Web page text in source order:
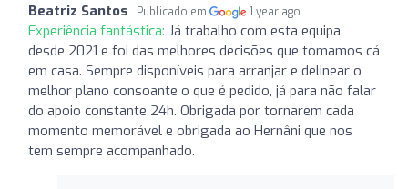
Beatriz Santos Publicado em 1 year ago
Experiência fantástica: Já trabalho com esta equipa
desde 2021 e foi das melhores decisões que tomamos cá
em casa. Sempre disponíveis para arranjar e delinear o
melhor plano consoante o que é pedido, já para não falar
do apoio constante 24h. Obrigada por tornarem cada
momento memorável e obrigada ao Hernâni que nos
tem sempre acompanhado.